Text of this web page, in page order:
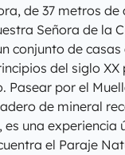
de 37 metros de
Señora de la
conjunto de
del siglo
Pasear por el
de mineral
una experiencia
el Paraje